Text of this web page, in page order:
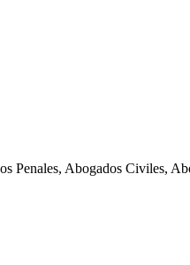
Penales, Abogados Civiles,